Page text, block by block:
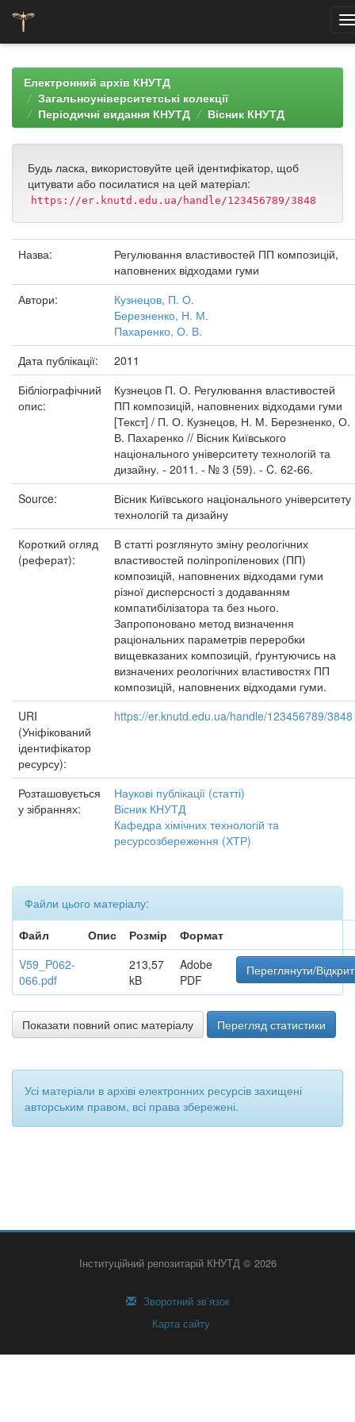
navigationЕлектронний архів КНУТД
Загальноуніверситетські колекції
Періодичні видання КНУТД
Вісник КНУТД
Будь ласка, використовуйте цей ідентифікатор, щоб
цитувати або посилатися на цей матеріал:
https://er.knutd.edu.ua/handle/123456789/3848
Назва:
Регулювання властивостей ПП композицій,
наповнених відходами гуми
Автори:
Кузнецов, П. О.
Березненко, Н. М.
Пахаренко, О. В.
Дата публікації:
2011
Бібліографічний
опис:
Кузнецов П. О. Регулювання властивостей
ПП композицій, наповнених відходами гуми
[Текст] / П. О. Кузнецов, Н. М. Березненко, О.
В. Пахаренко // Вісник Київського
національного університету технологій та
дизайну. - 2011. - № 3 (59). - C. 62-66.
Source:
Вісник Київського національного університету
технологій та дизайну
Короткий огляд
(реферат):
В статті розглянуто зміну реологічних
властивостей поліпропіленових (ПП)
композицій, наповнених відходами гуми
різної дисперсності з додаванням
компатибілізатора та без нього.
Запропоновано метод визначення
раціональних параметрів переробки
вищевказаних композицій, ґрунтуючись на
визначених реологічних властивостях ПП
композицій, наповнених відходами гуми.
URI
(Уніфікований
ідентифікатор
ресурсу):
https://er.knutd.edu.ua/handle/123456789/3848
Розташовується
у зібраннях:
Наукові публікації (статті)
Вісник КНУТД
Кафедра хімічних технологій та
ресурсозбереження (ХТР)
Файли цього матеріалу:
Файл
Опис Розмір
Формат
V59_P062-
066.pdf
213,57
kB
Adobe
PDF
Переглянути/
Показати повний опис матеріалу Перегляд статистики
Усі матеріали в архіві електронних ресурсів захищені
авторським правом, всі права збережені.
Інституційний репозитарій КНУТД © 2026
Зворотний зв’язок
Карта сайту